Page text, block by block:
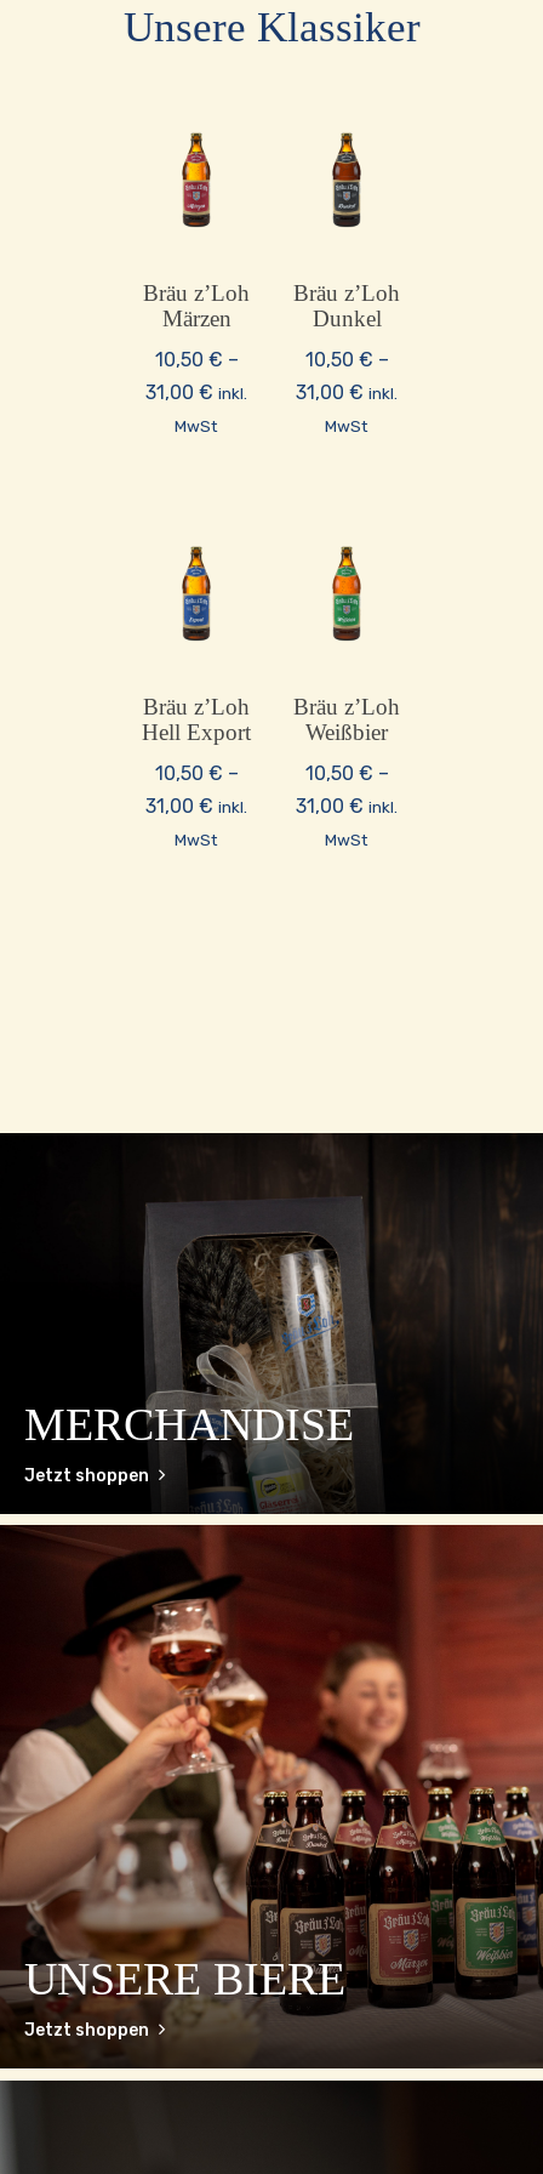
Unsere Klassiker
Bräu z’Loh
Märzen
10,50 € –
31,00 € Preisspanne:
10,50 €
inkl.
MwSt
Bräu z’Loh
Dunkel
10,50 € –
31,00 € Preisspanne:
10,50 €
inkl.
MwSt
Bräu z’Loh
Hell Export
10,50 € –
31,00 € Preisspanne:
10,50 €
inkl.
MwSt
Bräu z’Loh
Weißbier
10,50 € –
31,00 € Preisspanne:
10,50 €
inkl.
MwSt
MERCHANDISE
Jetzt shoppen
UNSERE BIERE
Jetzt shoppen